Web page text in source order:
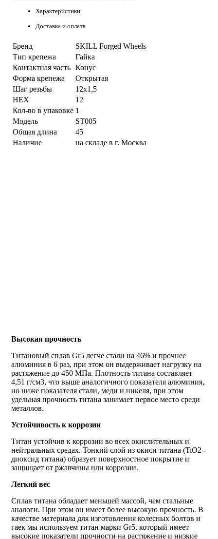
Характеристики
Доставка и оплата
Бренд
SKILL Forged Wheels
Тип крепежа
Гайка
Контактная часть Конус
Форма крепежа
Открытая
Шаг резьбы
12x1,5
HEX
12
Кол-во в упаковке 1
Модель
ST005
Общая длина
45
Наличие
на складе в г. Москва
Высокая прочность
Титановый сплав Gr5 легче стали на 46% и прочнее
алюминия в 6 раз, при этом он выдерживает нагрузку на
растяжение до 450 МПа. Плотность титана составляет
4,51 г/см3, что выше аналогичного показателя алюминия,
но ниже показателя стали, меди и никеля, при этом
удельная прочность титана занимает первое место среди
металлов.
Устойчивость к коррозии
Титан устойчив к коррозии во всех окислительных и
нейтральных средах. Тонкий слой из окиси титана (TiO2 -
диоксид титана) образует поверхностное покрытие и
защищает от ржавчины или коррозии.
Легкий вес
Сплав титана обладает меньшей массой, чем стальные
аналоги. При этом он имеет более высокую прочность. В
качестве материала для изготовления колесных болтов и
гаек мы используем титан марки Gr5, который имеет
высокие показатели прочности на растяжение и низкие